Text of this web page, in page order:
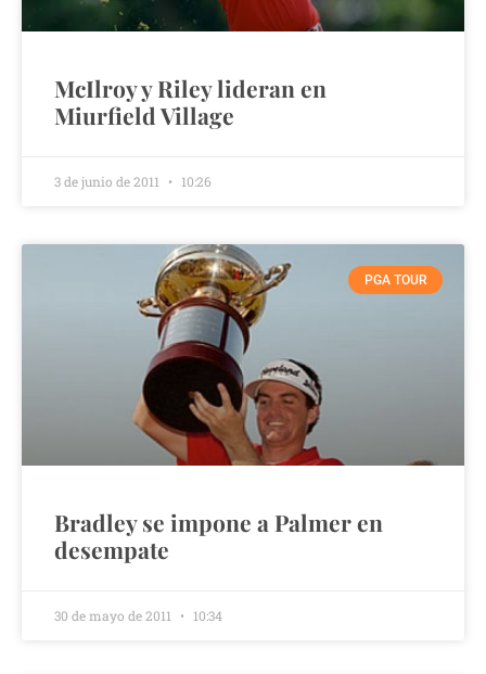
McIlroy y Riley lideran en
Miurfield Village
3 de junio de 2011 10:26
PGA TOUR
Bradley se impone a Palmer en
desempate
30 de mayo de 2011 10:34